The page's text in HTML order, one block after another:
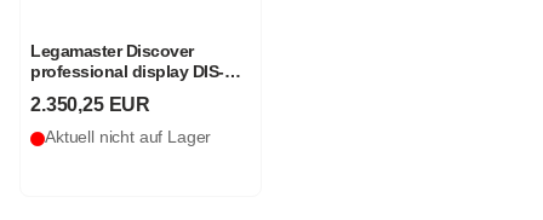
Legamaster Discover
professional display DIS-
8610
2.350,25 EUR
Aktuell nicht auf Lager